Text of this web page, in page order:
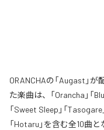
ORANCHAの「Augast」
た楽曲は、「Orancha」「
「Sweet Sleep」「Tasogare
「Hotaru」を含む全10曲と